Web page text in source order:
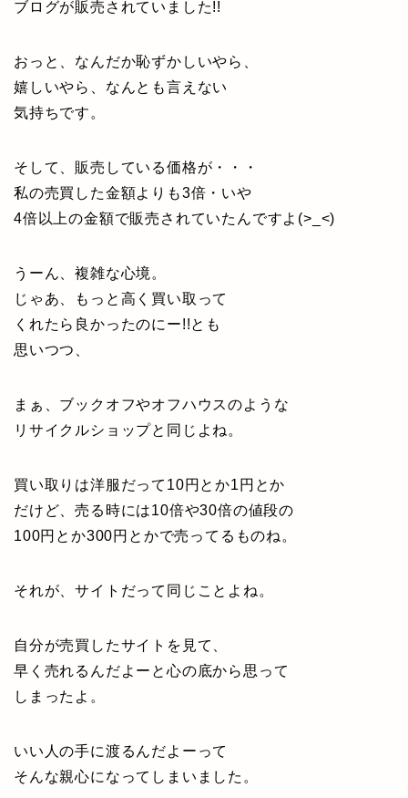
ブログが販売されていました!!
おっと、なんだか恥ずかしいやら、
嬉しいやら、なんとも言えない
気持ちです。
そして、販売している価格が・・・
私の売買した金額よりも3倍・いや
4倍以上の金額で販売されていたんですよ(>_<)
うーん、複雑な心境。
じゃあ、もっと高く買い取って
くれたら良かったのにー!!とも
思いつつ、
まぁ、ブックオフやオフハウスのような
リサイクルショップと同じよね。
買い取りは洋服だって10円とか1円とか
だけど、売る時には10倍や30倍の値段の
100円とか300円とかで売ってるものね。
それが、サイトだって同じことよね。
自分が売買したサイトを見て、
早く売れるんだよーと心の底から思って
しまったよ。
いい人の手に渡るんだよーって
そんな親心になってしまいました。